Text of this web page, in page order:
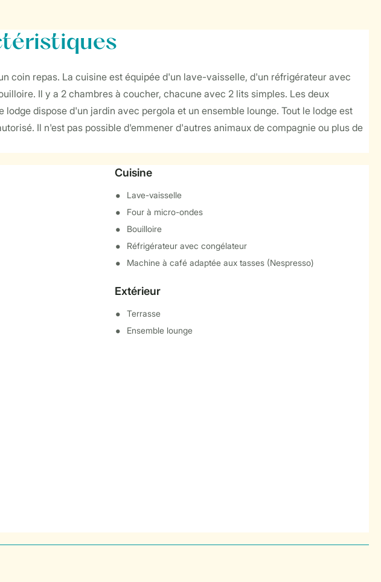
coin repas. La cuisine est équipée d'un lave-vaisselle, d'un réfrigérateur avec
Il y a 2 chambres à coucher, chacune avec 2 lits simples. Les deux
dispose d'un jardin avec pergola et un ensemble lounge. Tout le lodge est
Il n'est pas possible d'emmener d'autres animaux de compagnie ou plus de
Cuisine
Lave-vaisselle
Four à micro-ondes
Bouilloire
Réfrigérateur avec congélateur
Machine à café adaptée aux tasses (Nespresso)
Extérieur
Terrasse
Ensemble lounge